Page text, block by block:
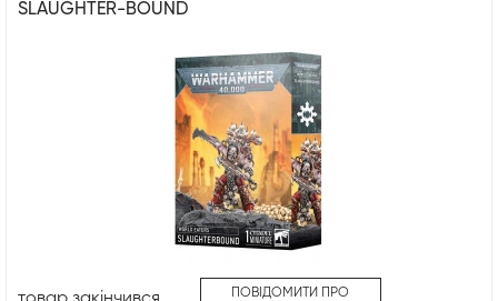
SLAUGHTER-BOUND
ПОВІДОМИТИ ПРО